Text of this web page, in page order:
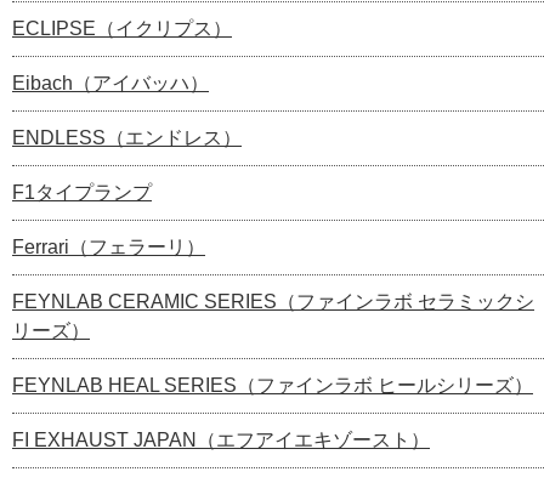
ECLIPSE（イクリプス）
Eibach（アイバッハ）
ENDLESS（エンドレス）
F1タイプランプ
Ferrari（フェラーリ）
FEYNLAB CERAMIC SERIES（ファインラボ セラミックシ
リーズ）
FEYNLAB HEAL SERIES（ファインラボ ヒールシリーズ）
FI EXHAUST JAPAN（エフアイエキゾースト）